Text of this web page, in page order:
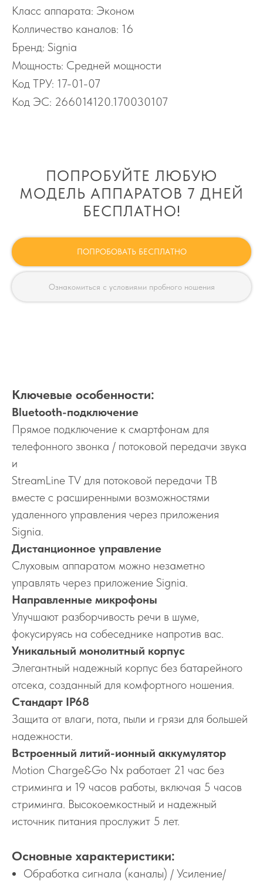
Класс аппарата: Эконом
Колличество каналов: 16
Бренд: Signia
Мощность: Средней мощности
Код ТРУ: 17-01-07
Код ЭС: 266014120.170030107
ПОПРОБУЙТЕ ЛЮБУЮ
МОДЕЛЬ АППАРАТОВ 7 ДНЕЙ
БЕСПЛАТНО!
ПОПРОБОВАТЬ БЕСПЛАТНО
Ознакомиться с условиями пробного ношения
Ключевые особенности:
Bluetooth-подключение
Прямое подключение к смартфонам для
телефонного звонка / потоковой передачи звука
и
StreamLine TV для потоковой передачи ТВ
вместе с расширенными возможностями
удаленного управления через приложения
Signia.
Дистанционное управление
Слуховым аппаратом можно незаметно
управлять через приложение Signia.
Направленные микрофоны
Улучшают разборчивость речи в шуме,
фокусируясь на собеседнике напротив вас.
Уникальный монолитный корпус
Элегантный надежный корпус без батарейного
отсека, созданный для комфортного ношения.
Стандарт IP68
Защита от влаги, пота, пыли и грязи для большей
надежности.
Встроенный литий-ионный аккумулятор
Motion Charge&Go Nx работает 21 час без
стриминга и 19 часов работы, включая 5 часов
стриминга. Высокоемкостный и надежный
источник питания прослужит 5 лет.
Основные характеристики:
Обработка сигнала (каналы) / Усиление/